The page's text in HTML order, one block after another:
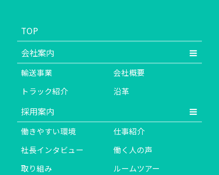
TOP
会社案内
輸送事業
会社概要
トラック紹介
沿革
採用案内
働きやすい環境
仕事紹介
社長インタビュー
働く人の声
取り組み
ルームツアー